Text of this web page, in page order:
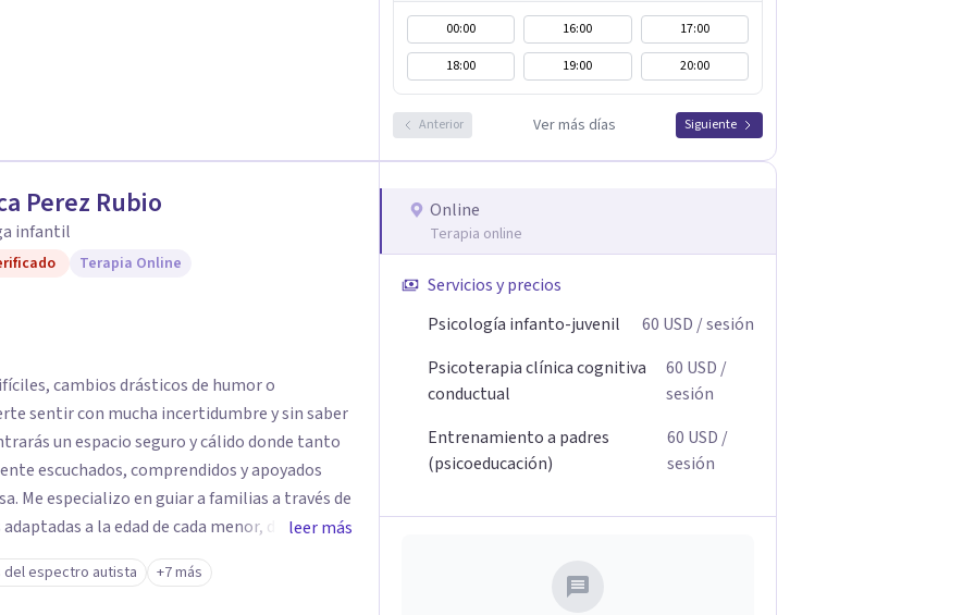
00:00 16:00
17:00
18:00
19:00 20:00
Anterior Ver más días Siguiente
Perez Rubio
infantil
Terapia Online
cambios drásticos de humor o
sentir con mucha incertidumbre y sin saber
un espacio seguro y cálido donde tanto
escuchados, comprendidos y apoyados
de
a la edad de cada menor, dejando de
forma de trabajar se centra en entender las
ayudándoles a desarrollar la
leer más
del espectro autista +7 más
Online
Terapia online
Servicios y precios
Psicología infanto-juvenil
60 USD / sesión
Psicoterapia clínica cognitiva
conductual
60 USD /
sesión
Entrenamiento a padres
(psicoeducación)
60 USD /
sesión